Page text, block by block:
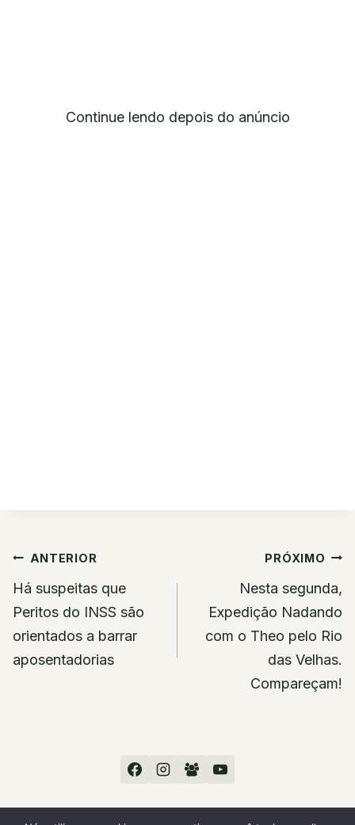
Continue lendo depois do anúncio
Navegação
de
Post
ANTERIOR
Há suspeitas que
Peritos do INSS são
orientados a barrar
aposentadorias
PRÓXIMO
Nesta segunda,
Expedição Nadando
com o Theo pelo Rio
das Velhas.
Compareçam!